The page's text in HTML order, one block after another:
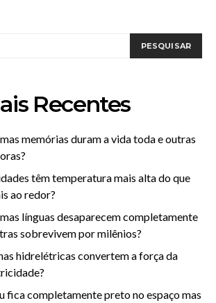
PESQUISAR
Recentes
memórias duram a vida toda e outras
têm temperatura mais alta do que
ao redor?
línguas desaparecem completamente
sobrevivem por milênios?
hidrelétricas convertem a força da
fica completamente preto no espaço mas